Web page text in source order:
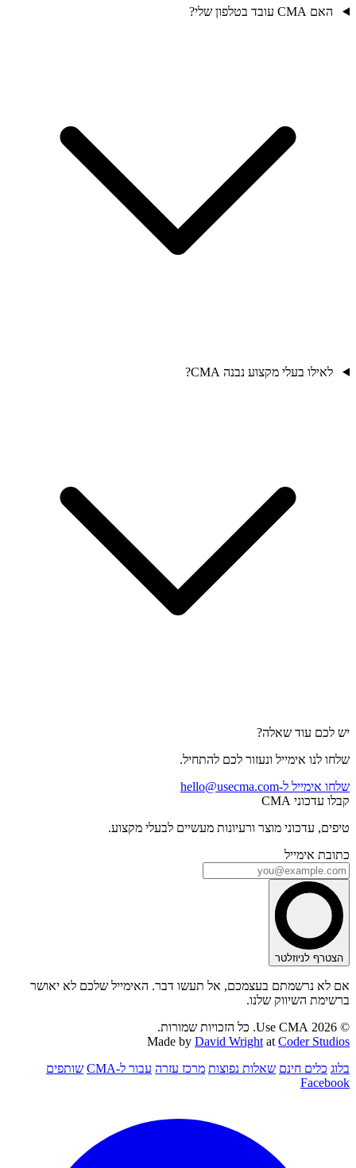
האם CMA עובד בטלפון שלי?
לאילו בעלי מקצוע נבנה CMA?
יש לכם עוד שאלה?
שלחו לנו אימייל ונעזור לכם להתחיל.
שלחו אימייל ל-hello@usecma.com
קבלו עדכוני CMA
טיפים, עדכוני מוצר ורעיונות מעשיים לבעלי מקצוע.
כתובת אימייל
הצטרף לניוזלטר
אם לא נרשמתם בעצמכם, אל תעשו דבר. האימייל שלכם לא יאושר
ברשימת השיווק שלנו.
© 2026 Use CMA. כל הזכויות שמורות.
Made by David Wright at Coder Studios
בלוג כלים חינם שאלות נפוצות מרכז עזרה עבור ל-CMA
שותפים
Facebook